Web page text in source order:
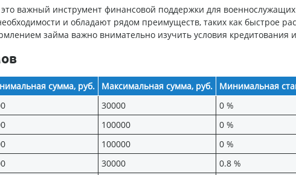
важный инструмент финансовой поддержки для
и обладают рядом преимуществ, таких как быстрое
займа важно внимательно изучить условия кредитования
сумма, руб. Максимальная сумма, руб. Минимальная
30000 0 %
100000 0 %
100000 0 %
30000 0.8 %